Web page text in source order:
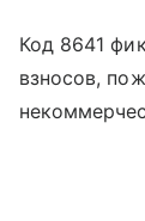
Код 8641
взносов,